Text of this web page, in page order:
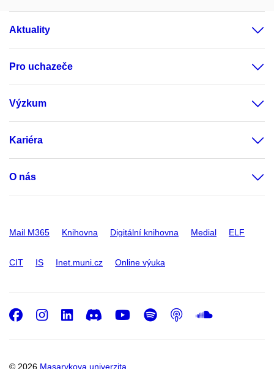
Aktuality
Pro uchazeče
Výzkum
Kariéra
O nás
Mail M365 Knihovna Digitální knihovna Medial ELF
CIT IS Inet.muni.cz Online výuka
© 2026 Masarykova univerzita
Facebook
Instagram
LinkedIn
DiscordYoutube
Spotify
Podcast